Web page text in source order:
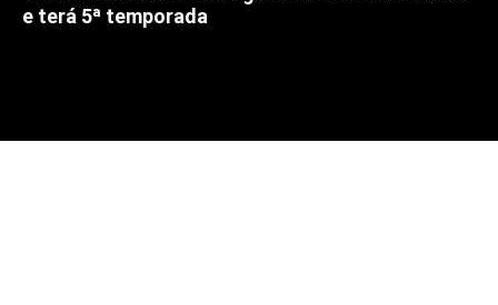
e terá 5ª temporada